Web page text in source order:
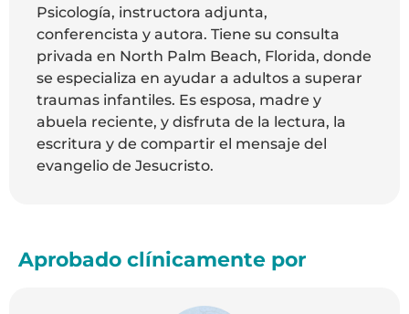
Psicología, instructora adjunta,
conferencista y autora. Tiene su consulta
privada en North Palm Beach, Florida, donde
se especializa en ayudar a adultos a superar
traumas infantiles. Es esposa, madre y
abuela reciente, y disfruta de la lectura, la
escritura y de compartir el mensaje del
evangelio de Jesucristo.
Aprobado clínicamente por